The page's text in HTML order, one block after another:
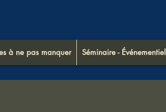
à ne pas manquer Séminaire - Événementiel